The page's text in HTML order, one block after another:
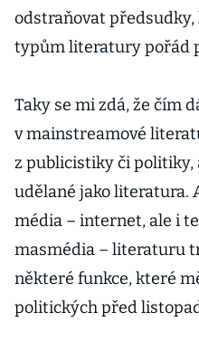
odstraňovat
typům literatury pořád
Taky se mi zdá, že čím
v mainstreamové
z publicistiky či politiky,
udělané jako literatura.
média – internet, ale i
masmédia – literaturu
některé funkce, které
politických před